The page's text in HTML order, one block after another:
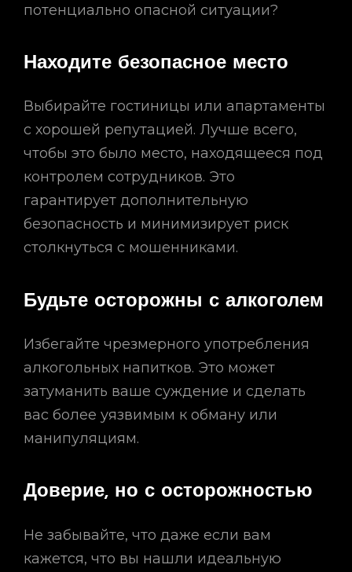
потенциально опасной ситуации?
Находите безопасное место
Выбирайте гостиницы или апартаменты
с хорошей репутацией. Лучше всего,
чтобы это было место, находящееся под
контролем сотрудников. Это
гарантирует дополнительную
безопасность и минимизирует риск
столкнуться с мошенниками.
Будьте осторожны с алкоголем
Избегайте чрезмерного употребления
алкогольных напитков. Это может
затуманить ваше суждение и сделать
вас более уязвимым к обману или
манипуляциям.
Доверие, но с осторожностью
Не забывайте, что даже если вам
кажется, что вы нашли идеальную